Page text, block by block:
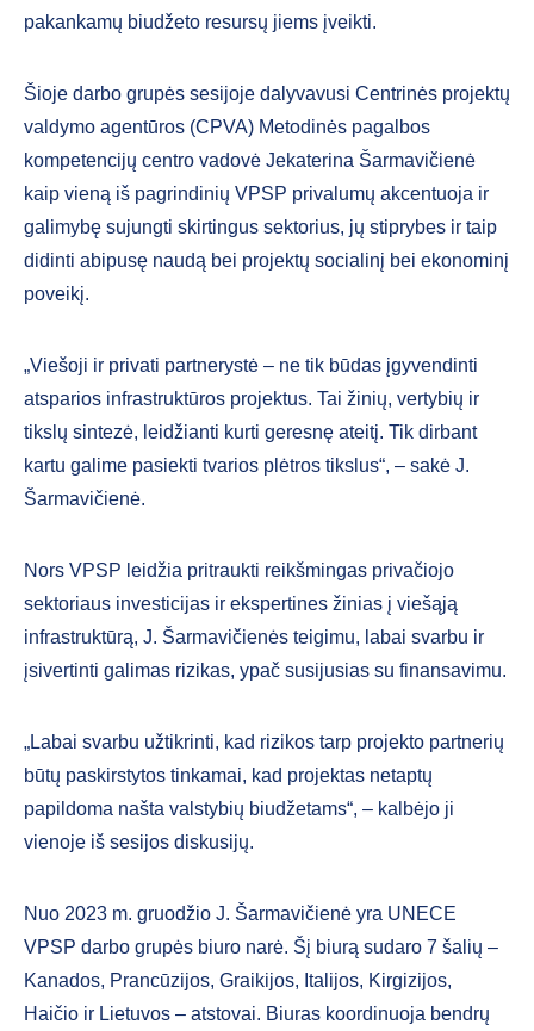
pakankamų biudžeto resursų jiems įveikti.
Šioje darbo grupės sesijoje dalyvavusi Centrinės projektų
valdymo agentūros (CPVA) Metodinės pagalbos
kompetencijų centro vadovė Jekaterina Šarmavičienė
kaip vieną iš pagrindinių VPSP privalumų akcentuoja ir
galimybę sujungti skirtingus sektorius, jų stiprybes ir taip
didinti abipusę naudą bei projektų socialinį bei ekonominį
poveikį.
„Viešoji ir privati partnerystė – ne tik būdas įgyvendinti
atsparios infrastruktūros projektus. Tai žinių, vertybių ir
tikslų sintezė, leidžianti kurti geresnę ateitį. Tik dirbant
kartu galime pasiekti tvarios plėtros tikslus“, – sakė J.
Šarmavičienė.
Nors VPSP leidžia pritraukti reikšmingas privačiojo
sektoriaus investicijas ir ekspertines žinias į viešąją
infrastruktūrą, J. Šarmavičienės teigimu, labai svarbu ir
įsivertinti galimas rizikas, ypač susijusias su finansavimu.
„Labai svarbu užtikrinti, kad rizikos tarp projekto partnerių
būtų paskirstytos tinkamai, kad projektas netaptų
papildoma našta valstybių biudžetams“, – kalbėjo ji
vienoje iš sesijos diskusijų.
Nuo 2023 m. gruodžio J. Šarmavičienė yra UNECE
VPSP darbo grupės biuro narė. Šį biurą sudaro 7 šalių –
Kanados, Prancūzijos, Graikijos, Italijos, Kirgizijos,
Haičio ir Lietuvos – atstovai. Biuras koordinuoja bendrų